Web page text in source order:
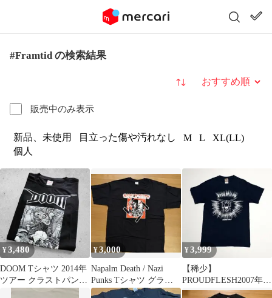
#Framtid の検索結果
販売中のみ表示
並び替え
新品、未使用 目立った傷や汚れなし M L
XL(LL)
個人
¥3,480
DOOM Tシャツ 2014年
ツアー クラストパンク
デッドストック！
¥3,000
Napalm Death / Nazi
Punks Tシャツ グライ
ンドコア
¥3,999
【稀少】
PROUDFLESH2007年来
日ツアーTシャツ ex-